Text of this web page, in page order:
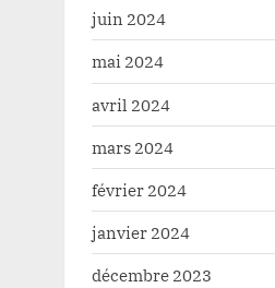
juin 2024
mai 2024
avril 2024
mars 2024
février 2024
janvier 2024
décembre 2023